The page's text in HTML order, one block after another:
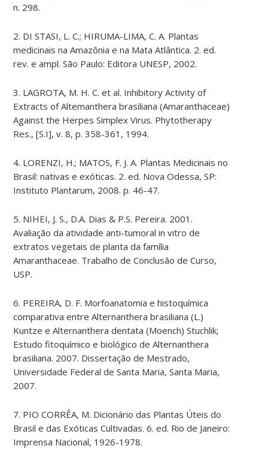
n. 298.
2. DI STASI, L. C.; HIRUMA-LIMA, C. A. Plantas
medicinais na Amazônia e na Mata Atlântica. 2. ed.
rev. e ampl. São Paulo: Editora UNESP, 2002.
3. LAGROTA, M. H. C. et al. Inhibitory Activity of
Extracts of Altemanthera brasiliana (Amaranthaceae)
Against the Herpes Simplex Virus. Phytotherapy
Res., [S.I], v. 8, p. 358-361, 1994.
4. LORENZI, H.; MATOS, F. J. A. Plantas Medicinais no
Brasil: nativas e exóticas. 2. ed. Nova Odessa, SP:
Instituto Plantarum, 2008. p. 46-47.
5. NIHEI, J. S., D.A. Dias & P.S. Pereira. 2001.
Avaliação da atividade anti-tumoral in vitro de
extratos vegetais de planta da família
Amaranthaceae. Trabalho de Conclusão de Curso,
USP.
6. PEREIRA, D. F. Morfoanatomia e histoquímica
comparativa entre Alternanthera brasiliana (L.)
Kuntze e Alternanthera dentata (Moench) Stuchlik;
Estudo fitoquímico e biológico de Alternanthera
brasiliana. 2007. Dissertação de Mestrado,
Universidade Federal de Santa Maria, Santa Maria,
2007.
7. PIO CORRÊA, M. Dicionário das Plantas Úteis do
Brasil e das Exóticas Cultivadas. 6. ed. Rio de Janeiro:
Imprensa Nacional, 1926-1978.